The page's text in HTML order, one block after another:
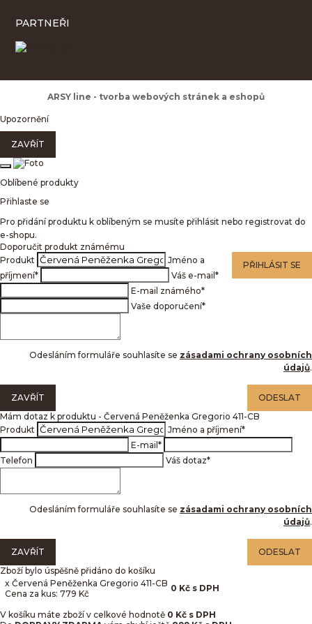
PARTNEŘI
ARSY line - tvorba webových stránek a eshopů
Upozornění
ZAVŘÍT
Oblíbené produkty
Přihlaste se
Pro přidání produktu k oblíbeným se musíte přihlásit nebo registrovat do
e-shopu.
PŘIHLÁSIT SE
Doporučit produkt známému
Produkt
Jméno a
příjmení* Váš e-mail *
E-mail známého*
Vaše doporučení*
Odesláním formuláře souhlasíte se zásadami ochrany osobních
údajů.
ZAVŘÍT
ODESLAT
Mám dotaz k produktu - Červená Peněženka Gregorio 411-CB
Produkt
Jméno a příjmení*
E-mail *
Telefon
Váš dotaz*
Odesláním formuláře souhlasíte se zásadami ochrany osobních
údajů.
ZAVŘÍT
ODESLAT
Zboží bylo úspěšně přidáno do košíku
x Červená Peněženka Gregorio 411-CB
Cena za kus: 779 Kč
0 Kč s DPH
V košíku máte zboží v celkové hodnotě 0 Kč s DPH